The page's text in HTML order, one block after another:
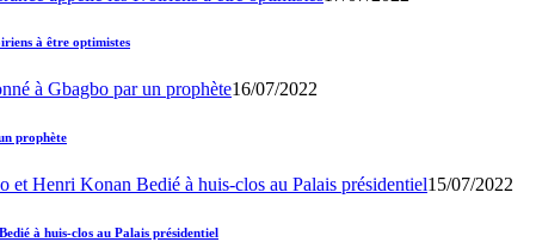
à être optimistes
16/07/2022
prophète
15/07/2022
à huis-clos au Palais présidentiel